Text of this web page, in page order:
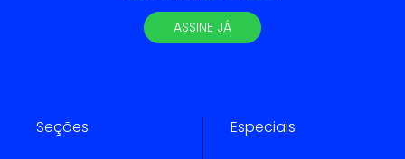
ASSINE JÁ
Seções Especiais